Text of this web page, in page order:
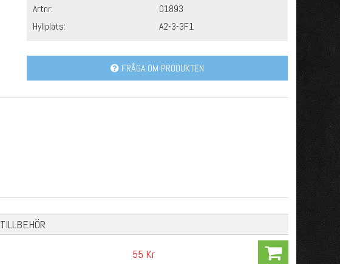
Artnr:
01893
Hyllplats:
A2-3-3F1
FRÅGA OM PRODUKTEN
TILLBEHÖR
55 Kr